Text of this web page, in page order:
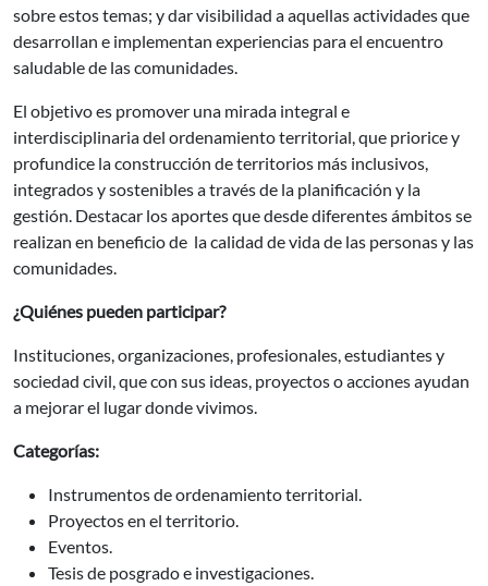
sobre estos temas; y dar visibilidad a aquellas actividades que
desarrollan e implementan experiencias para el encuentro
saludable de las comunidades.
El objetivo es promover una mirada integral e
interdisciplinaria del ordenamiento territorial, que priorice y
profundice la construcción de territorios más inclusivos,
integrados y sostenibles a través de la planificación y la
gestión. Destacar los aportes que desde diferentes ámbitos se
realizan en beneficio de la calidad de vida de las personas y las
comunidades.
¿Quiénes pueden participar?
Instituciones, organizaciones, profesionales, estudiantes y
sociedad civil, que con sus ideas, proyectos o acciones ayudan
a mejorar el lugar donde vivimos.
Categorías:
Instrumentos de ordenamiento territorial.
Proyectos en el territorio.
Eventos.
Tesis de posgrado e investigaciones.